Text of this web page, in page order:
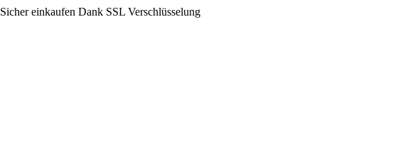
Sicher einkaufen Dank SSL Verschlüsselung